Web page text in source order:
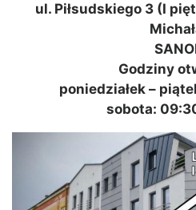
ul. Piłsudskiego 3 (I
Godziny
poniedziałek –
sobota: